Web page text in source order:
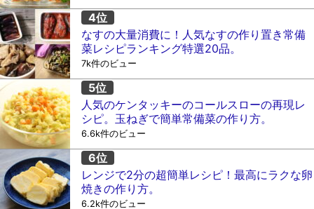
なすの大量消費に！人気なすの作り置き常備
菜レシピランキング特選20品。
7k件のビュー
人気のケンタッキーのコールスローの再現レ
シピ。玉ねぎで簡単常備菜の作り方。
6.6k件のビュー
レンジで2分の超簡単レシピ！最高にラクな卵
焼きの作り方。
6.2k件のビュー